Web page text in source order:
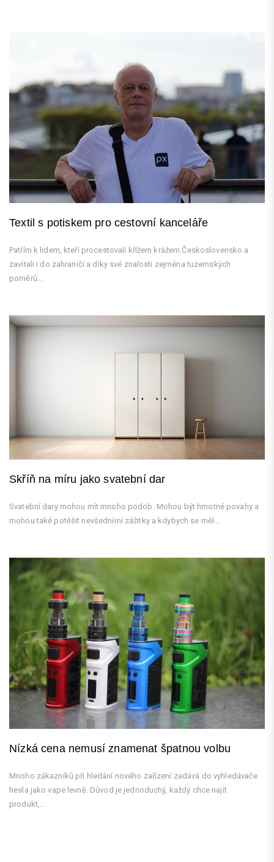
Textil s potiskem pro cestovní kanceláře
Patřím k lidem, kteří procestovali křížem krážem Československo a
zavítali i do zahraničí a díky své znalosti zejména tuzemských
poměrů...
Skříň na míru jako svatební dar
Svatební dary mohou mít mnoho podob. Mohou být hmotné povahy a
mohou také potěšit nevšedními zážitky a kdybych se měl...
Nízká cena nemusí znamenat špatnou volbu
Mnoho zákazníků při hledání nového zařízení zadává do vyhledávače
hesla jako vape levně. Důvod je jednoduchý, každý chce najít
produkt,...